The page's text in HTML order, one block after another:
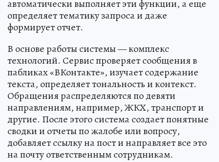
автоматически выполняет эти функции, а еще
определяет тематику запроса и даже
формирует отчет.
В основе работы системы — комплекс
технологий. Сервис проверяет сообщения в
пабликах «ВКонтакте», изучает содержание
текста, определяет тональность и контекст.
Обращения распределяются по девяти
направлениям, например, ЖКХ, транспорт и
другие. После этого система создает понятные
сводки и отчеты по жалобе или вопросу,
добавляет ссылку на пост и направляет все это
на почту ответственным сотрудникам.